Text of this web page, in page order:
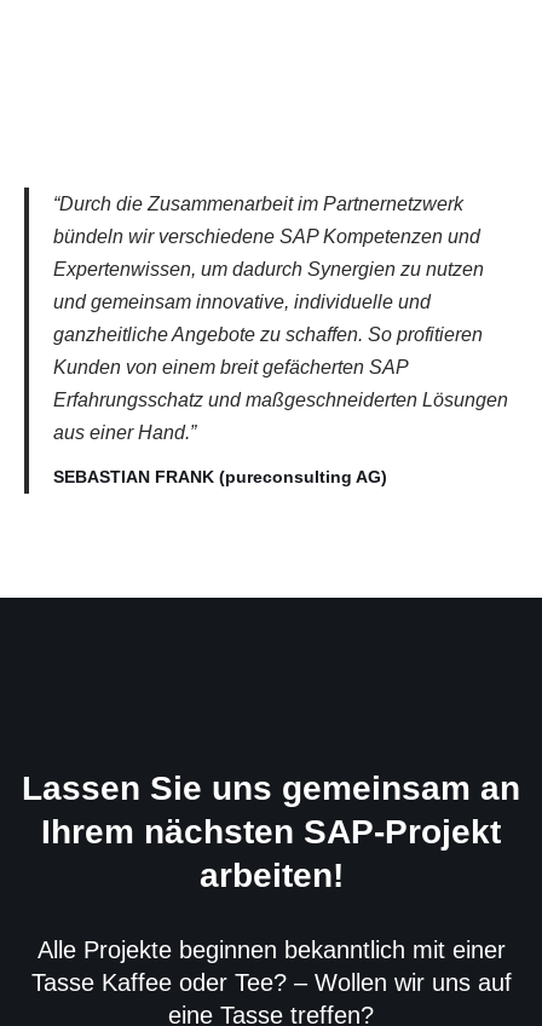
“Durch die Zusammenarbeit im Partnernetzwerk
bündeln wir verschiedene SAP Kompetenzen und
Expertenwissen, um dadurch Synergien zu nutzen
und gemeinsam innovative, individuelle und
ganzheitliche Angebote zu schaffen. So profitieren
Kunden von einem breit gefächerten SAP
Erfahrungsschatz und maßgeschneiderten Lösungen
aus einer Hand.”
SEBASTIAN FRANK (pureconsulting AG)
Lassen Sie uns gemeinsam an
Ihrem nächsten SAP-Projekt
arbeiten!
Alle Projekte beginnen bekanntlich mit einer
Tasse Kaffee oder Tee? – Wollen wir uns auf
eine Tasse treffen?